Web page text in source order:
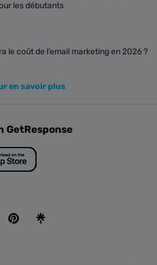
les débutants
le coût de l’email marketing en 2026 ?
en savoir plus
GetResponse